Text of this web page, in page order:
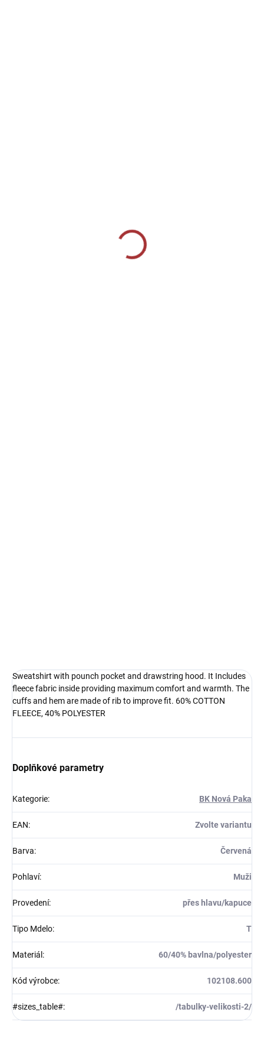
Sweatshirt with pounch pocket and drawstring hood. It Includes
fleece fabric inside providing maximum comfort and warmth. The
cuffs and hem are made of rib to improve fit. 60% COTTON
FLEECE, 40% POLYESTER
Doplňkové parametry
Kategorie: BK Nová Paka
EAN: Zvolte variantu
Barva: Červená
Pohlaví: Muži
Provedení: přes hlavu/kapuce
Tipo Mdelo: T
Materiál : 60/40% bavlna/polyester
Kód výrobce: 102108.600
#sizes_table#: /tabulky-velikosti-2/